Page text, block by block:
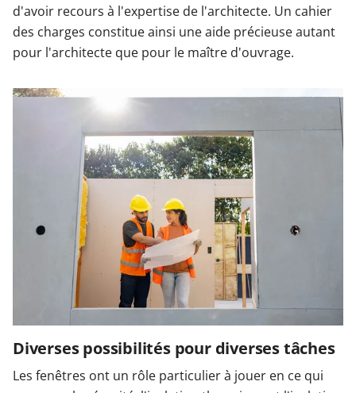
d'avoir recours à l'expertise de l'architecte. Un cahier
des charges constitue ainsi une aide précieuse autant
pour l'architecte que pour le maître d'ouvrage.
Diverses possibilités pour diverses tâches
Les fenêtres ont un rôle particulier à jouer en ce qui